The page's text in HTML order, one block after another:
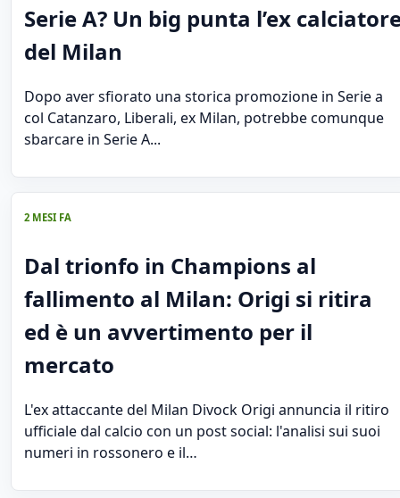
Serie A? Un big punta l’ex
del Milan
Dopo aver sfiorato una storica promozione in Serie a
col Catanzaro, Liberali, ex Milan, potrebbe comunque
sbarcare in Serie A...
2 MESI FA
Dal trionfo in Champions al
fallimento al Milan: Origi si ritira
ed è un avvertimento per il
mercato
L'ex attaccante del Milan Divock Origi annuncia il ritiro
ufficiale dal calcio con un post social: l'analisi sui suoi
numeri in rossonero e il…